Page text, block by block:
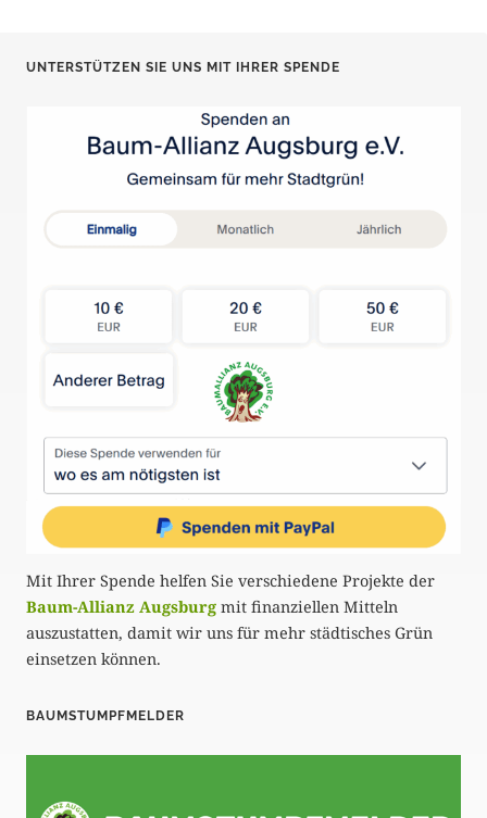
UNTERSTÜTZEN SIE UNS MIT IHRER SPENDE
Mit Ihrer Spende helfen Sie verschiedene Projekte der
Baum-Allianz Augsburg mit finanziellen Mitteln
auszustatten, damit wir uns für mehr städtisches Grün
einsetzen können.
BAUMSTUMPFMELDER